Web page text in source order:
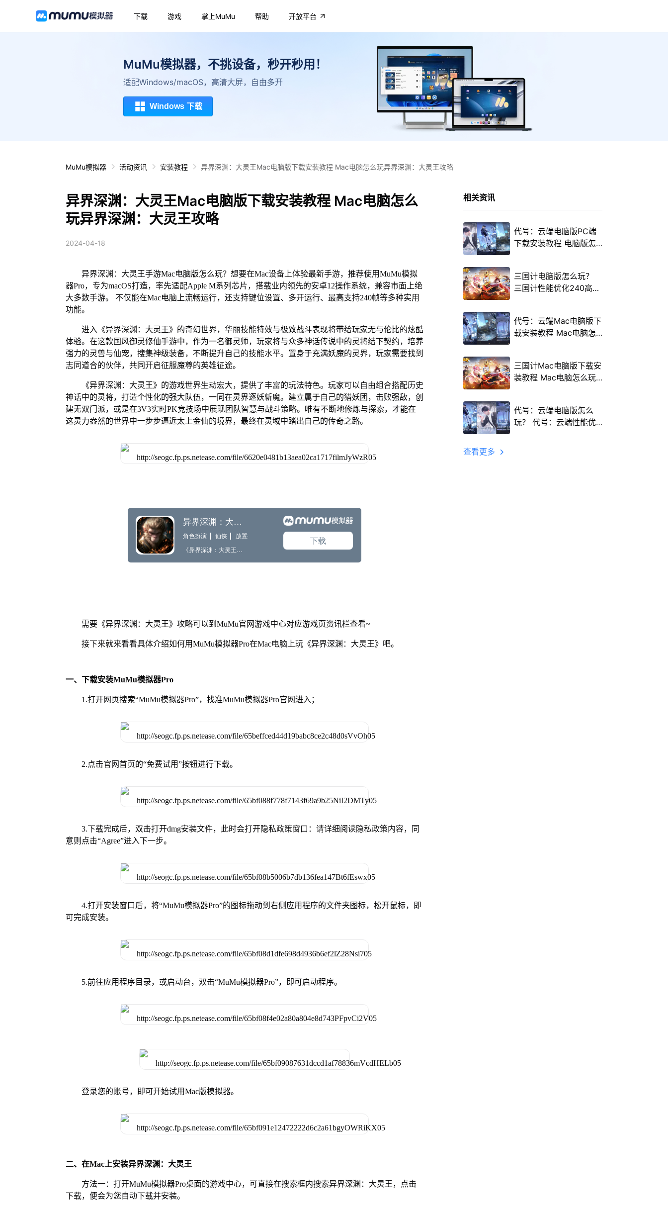
下载 游戏 掌上MuMu 帮助 开放平台
MuMu模拟器，不挑设备，秒开秒用！
适配Windows/macOS，高清大屏，自由多开
Windows 下载
MuMu模拟器 活动资讯 安装教程 异界深渊：大灵王Mac电脑版下载安装教程 Mac电脑怎么玩异界深渊：大灵王攻略
异界深渊：大灵王Mac电脑版下载安装教程 Mac电脑怎么
玩异界深渊：大灵王攻略
2024-04-18
异界深渊：大灵王手游Mac电脑版怎么玩？想要在Mac设备上体验最新手游，推荐使用MuMu模拟
器Pro，专为macOS打造，率先适配Apple M系列芯片，搭载业内领先的安卓12操作系统，兼容市面上绝
大多数手游。 不仅能在Mac电脑上流畅运行，还支持键位设置、多开运行、最高支持240帧等多种实用
功能。
进入《异界深渊：大灵王》的奇幻世界，华丽技能特效与极致战斗表现将带给玩家无与伦比的炫酷
体验。在这款国风御灵修仙手游中，作为一名御灵师，玩家将与众多神话传说中的灵将结下契约，培养
强力的灵兽与仙宠，搜集神级装备，不断提升自己的技能水平。置身于充满妖魔的灵界，玩家需要找到
志同道合的伙伴，共同开启征服魔尊的英雄征途。
《异界深渊：大灵王》的游戏世界生动宏大，提供了丰富的玩法特色。玩家可以自由组合搭配历史
神话中的灵将，打造个性化的强大队伍，一同在灵界逐妖斩魔。建立属于自己的猎妖团，击败强敌，创
建无双门派，或是在3V3实时PK竞技场中展现团队智慧与战斗策略。唯有不断地修炼与探索，才能在
这灵力盎然的世界中一步步逼近太上金仙的境界，最终在灵域中踏出自己的传奇之路。
需要《异界深渊：大灵王》攻略可以到MuMu官网游戏中心对应游戏页资讯栏查看~
接下来就来看看具体介绍如何用MuMu模拟器Pro在Mac电脑上玩《异界深渊：大灵王》吧。
一、下载安装MuMu模拟器Pro
1.打开网页搜索“MuMu模拟器Pro”，找准MuMu模拟器Pro官网进入；
2.点击官网首页的“免费试用”按钮进行下载。
3.下载完成后，双击打开dmg安装文件，此时会打开隐私政策窗口：请详细阅读隐私政策内容，同
意则点击“Agree”进入下一步。
4.打开安装窗口后，将“MuMu模拟器Pro”的图标拖动到右侧应用程序的文件夹图标，松开鼠标，即
可完成安装。
5.前往应用程序目录，或启动台，双击“MuMu模拟器Pro”，即可启动程序。
登录您的账号，即可开始试用Mac版模拟器。
二、在Mac上安装异界深渊：大灵王
方法一：打开MuMu模拟器Pro桌面的游戏中心，可直接在搜索框内搜索异界深渊：大灵王，点击
下载，便会为您自动下载并安装。
相关资讯
代号：云端电脑版PC端
下载安装教程 电脑版怎
三国计电脑版怎么玩？
三国计性能优化240高帧
代号：云端Mac电脑版下
载安装教程 Mac电脑怎
三国计Mac电脑版下载安
装教程 Mac电脑怎么玩
代号：云端电脑版怎么
玩？ 代号：云端性能优
查看更多